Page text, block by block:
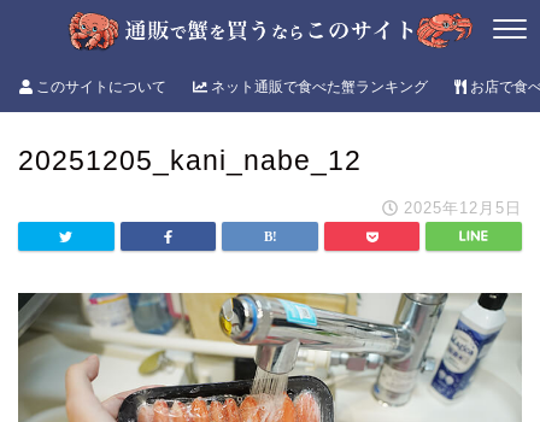
このサイトについて ネット通販で食べた蟹ランキング お店で食
20251205_kani_nabe_12
2025年12月5日